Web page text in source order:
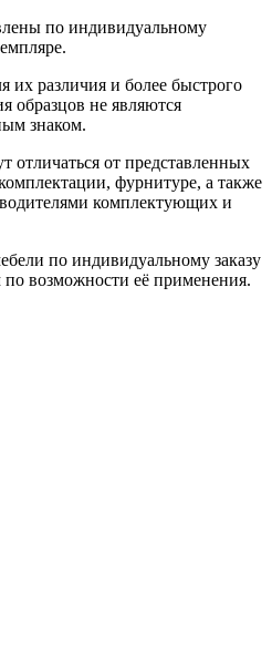
по индивидуальному
их различия и более быстрого
образцов не являются
знаком.
отличаться от представленных
фурнитуре, а также
комплектующих и
по индивидуальному заказу
по возможности её применения.